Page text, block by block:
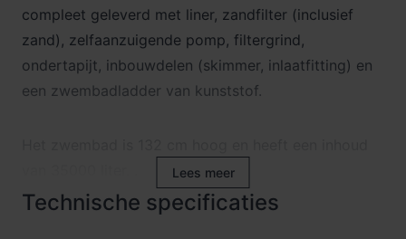
compleet geleverd met liner, zandfilter (inclusief
zand), zelfaanzuigende pomp, filtergrind,
ondertapijt, inbouwdelen (skimmer, inlaatfitting) en
een zwembadladder van kunststof.
De zandfilter heeft een volume van 7.5 m3/u.
Lees meer
Technische specificaties